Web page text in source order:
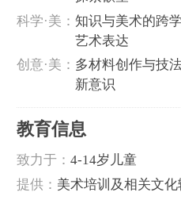
科学·美： 知识与美术的跨
艺术表达
创意·美： 多材料创作与技
新意识
教育信息
致力于： 4-14岁儿童
提供： 美术培训及相关文